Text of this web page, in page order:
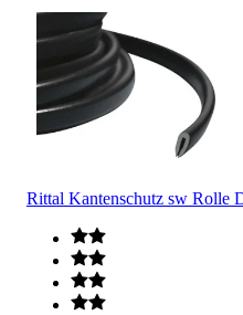
Rittal Kantenschutz sw Rolle